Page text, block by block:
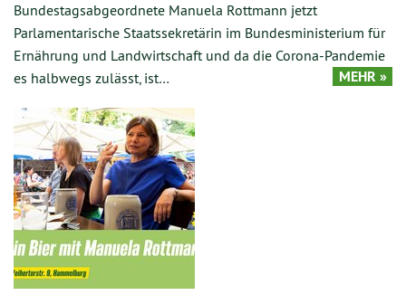
Bundestagsabgeordnete Manuela Rottmann jetzt
Parlamentarische Staatssekretärin im Bundesministerium für
Ernährung und Landwirtschaft und da die Corona-Pandemie
es halbwegs zulässt, ist…
MEHR »